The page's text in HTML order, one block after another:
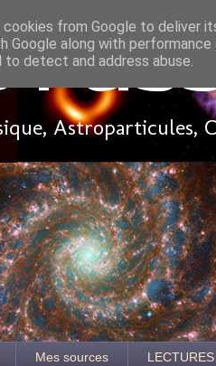
Astroparticules,
Mes sources LECTURES
from Google to deliver
Google along with
detect and address abuse.